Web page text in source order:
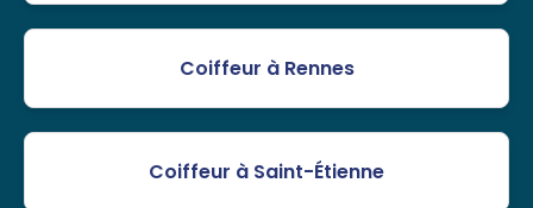
Coiffeur à Rennes
Coiffeur à Saint-Étienne